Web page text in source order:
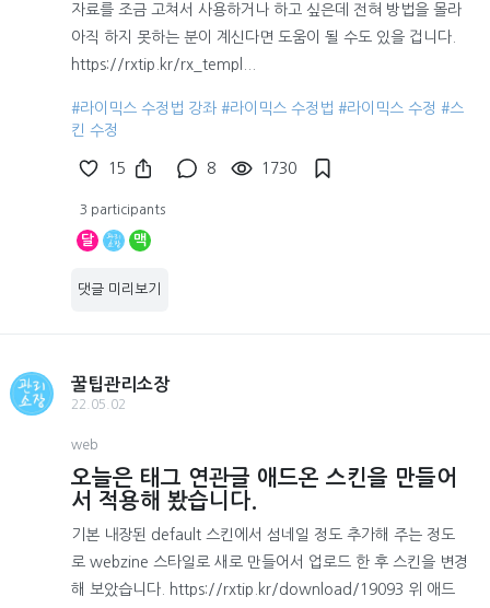
자료를 조금 고쳐서 사용하거나 하고 싶은데 전혀 방법을 몰라
아직 하지 못하는 분이 계신다면 도움이 될 수도 있을 겁니다.
https://rxtip.kr/rx_templ...
#라이믹스 수정법 강좌 #라이믹스 수정법 #라이믹스 수정 #스
킨 수정
15 8 1730
3 participants
달 맥
댓글 미리보기
꿀팁관리소장
22.05.02
web
오늘은 태그 연관글 애드온 스킨을 만들어
서 적용해 봤습니다.
기본 내장된 default 스킨에서 섬네일 정도 추가해 주는 정도
로 webzine 스타일로 새로 만들어서 업로드 한 후 스킨을 변경
해 보았습니다. https://rxtip.kr/download/19093 위 애드